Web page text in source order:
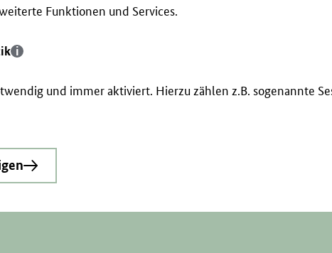
Funktionen und Services.
und immer aktiviert. Hierzu zählen z.B. sogenannte